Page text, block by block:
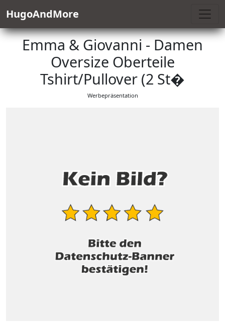
HugoAndMore
Emma & Giovanni - Damen
Oversize Oberteile
Tshirt/Pullover (2 St�
Werbepräsentation